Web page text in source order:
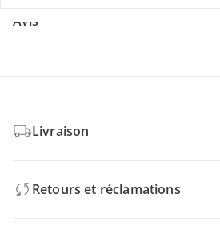
Avis
Livraison
Retours et réclamations